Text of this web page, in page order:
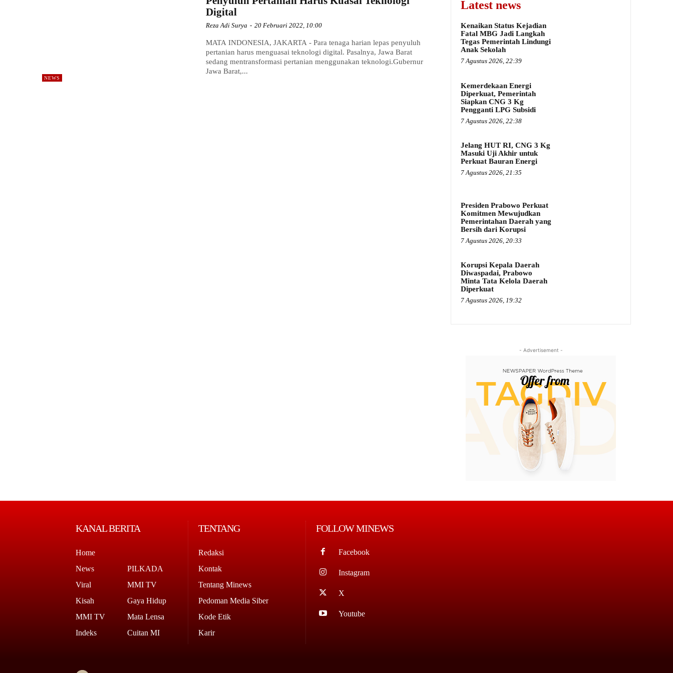
NEWS
Digital
Reza Adi Surya - 20 Februari 2022, 10:00
MATA INDONESIA, JAKARTA - Para tenaga harian lepas penyuluh
pertanian harus menguasai teknologi digital. Pasalnya, Jawa Barat
sedang mentransformasi pertanian menggunakan teknologi.Gubernur
Jawa Barat,...
Latest news
Kenaikan Status Kejadian
Fatal MBG Jadi Langkah
Tegas Pemerintah Lindungi
Anak Sekolah
7 Agustus 2026, 22:39
Kemerdekaan Energi
Diperkuat, Pemerintah
Siapkan CNG 3 Kg
Pengganti LPG Subsidi
7 Agustus 2026, 22:38
Jelang HUT RI, CNG 3 Kg
Masuki Uji Akhir untuk
Perkuat Bauran Energi
7 Agustus 2026, 21:35
Presiden Prabowo Perkuat
Komitmen Mewujudkan
Pemerintahan Daerah yang
Bersih dari Korupsi
7 Agustus 2026, 20:33
Korupsi Kepala Daerah
Diwaspadai, Prabowo
Minta Tata Kelola Daerah
Diperkuat
7 Agustus 2026, 19:32
- Advertisement -
KANAL BERITA
Home
News
Viral
Kisah
MMI TV
Indeks
PILKADA
MMI TV
Gaya Hidup
Mata Lensa
Cuitan MI
TENTANG
Redaksi
Kontak
Tentang Minews
Pedoman Media Siber
Kode Etik
Karir
FOLLOW MINEWS
Facebook
Instagram
X
Youtube